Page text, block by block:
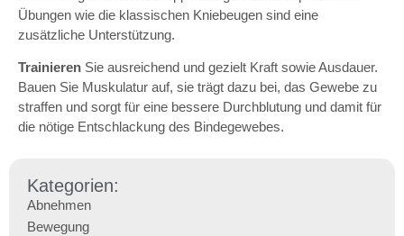
Übungen wie die klassischen Kniebeugen sind eine
zusätzliche Unterstützung.
Trainieren Sie ausreichend und gezielt Kraft sowie Ausdauer.
Bauen Sie Muskulatur auf, sie trägt dazu bei, das Gewebe zu
straffen und sorgt für eine bessere Durchblutung und damit für
die nötige Entschlackung des Bindegewebes.
Kategorien:
Abnehmen
Bewegung